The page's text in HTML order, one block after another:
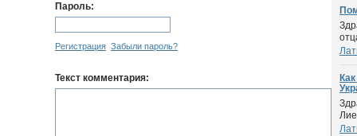
Пароль:
Регистрация Забыли пароль?
Текст комментария: